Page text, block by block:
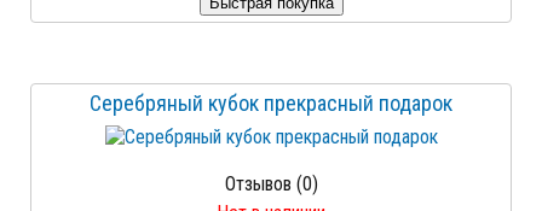
Серебряный кубок прекрасный подарок
Отзывов (0)